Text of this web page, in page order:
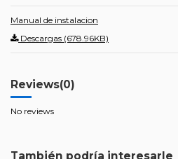
Manual de instalacion
Descargas (678.96KB)
Reviews(0)
No reviews
También podría interesarle